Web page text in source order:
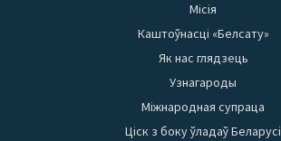
Місія
Каштоўнасці «Белсату»
Як нас глядзець
Узнагароды
Міжнародная супраца
Ціск з боку ўладаў Беларусі